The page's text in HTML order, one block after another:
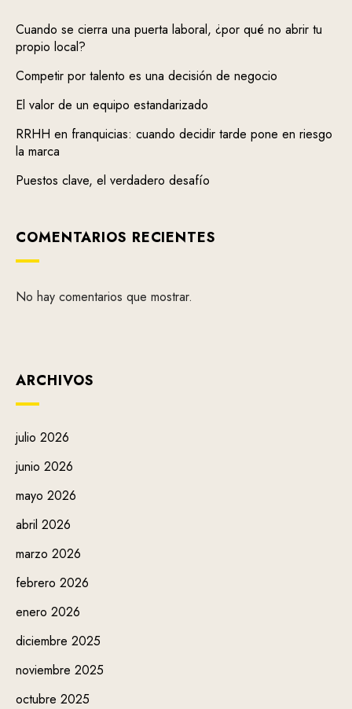
Cuando se cierra una puerta laboral, ¿por qué no abrir tu
propio local?
Competir por talento es una decisión de negocio
El valor de un equipo estandarizado
RRHH en franquicias: cuando decidir tarde pone en riesgo
la marca
Puestos clave, el verdadero desafío
COMENTARIOS RECIENTES
No hay comentarios que mostrar.
ARCHIVOS
julio 2026
junio 2026
mayo 2026
abril 2026
marzo 2026
febrero 2026
enero 2026
diciembre 2025
noviembre 2025
octubre 2025